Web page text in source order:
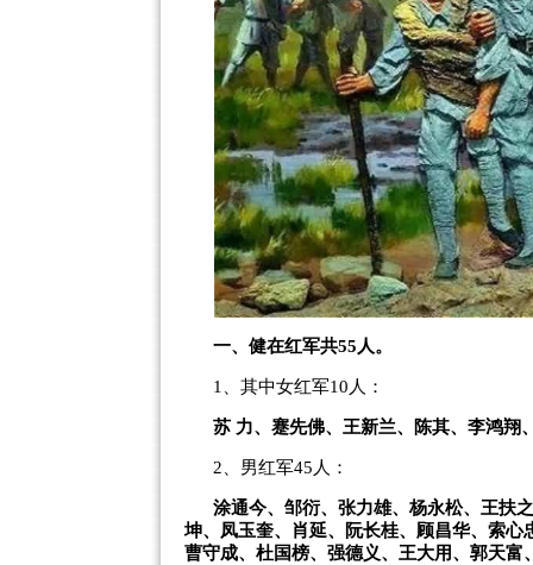
一、健在红军共55人。
1、其中女红军10人：
苏 力、蹇先佛、王新兰、陈其、李鸿翔
2、男红军45人：
涂通今、邹衍、张力雄、杨永松、王扶
坤、凤玉奎、肖延、阮长桂、顾昌华、索
曹守成、杜国榜、强德义、王大用、郭天